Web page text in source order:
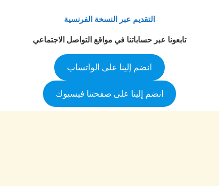
التقديم عبر النسخة الفرنسية
تابعونا عبر حساباتنا في مواقع التواصل الاجتماعي
انضم إلينا على الواتساب
انضم إلينا على صفحتنا فيسبوك